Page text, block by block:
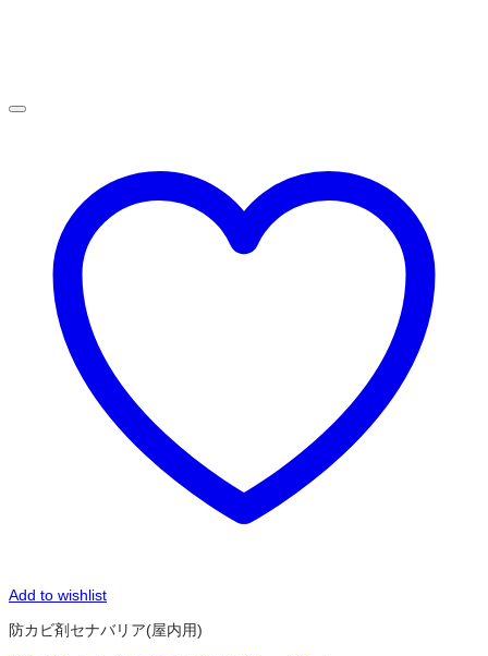
Add to wishlist
防カビ剤セナバリア(屋内用)